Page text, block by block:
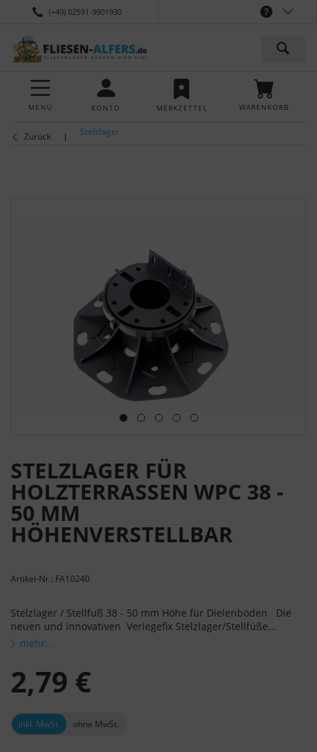
(+49) 02591-9901930
MENÜ KONTO MERKZETTEL WARENKORB
Zurück Stelzlager
STELZLAGER FÜR
HOLZTERRASSEN WPC 38 -
50 MM
HÖHENVERSTELLBAR
Artikel-Nr.: FA10240
Stelzlager / Stellfuß 38 - 50 mm Höhe für Dielenböden Die
neuen und innovativen Verlegefix Stelzlager/Stellfüße...
mehr...
2,79 €
inkl. MwSt. ohne MwSt.